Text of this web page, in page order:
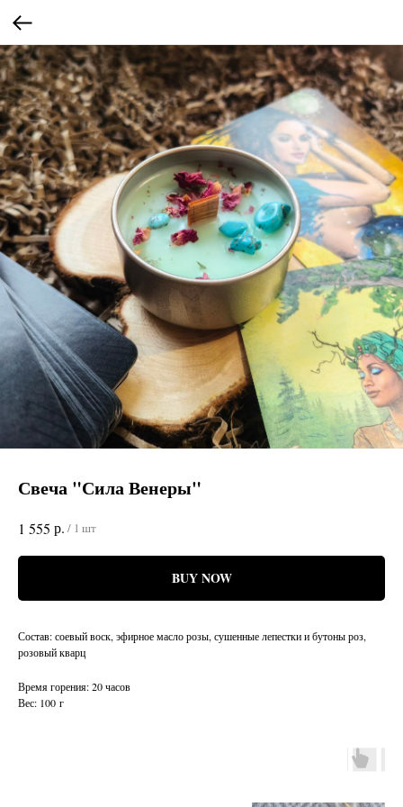
Свеча "Сила Венеры"
1 555 р. / 1 шт
BUY NOW
Состав: соевый воск, эфирное масло розы, сушенные лепестки и бутоны роз,
розовый кварц
Время горения: 20 часов
Вес: 100 г